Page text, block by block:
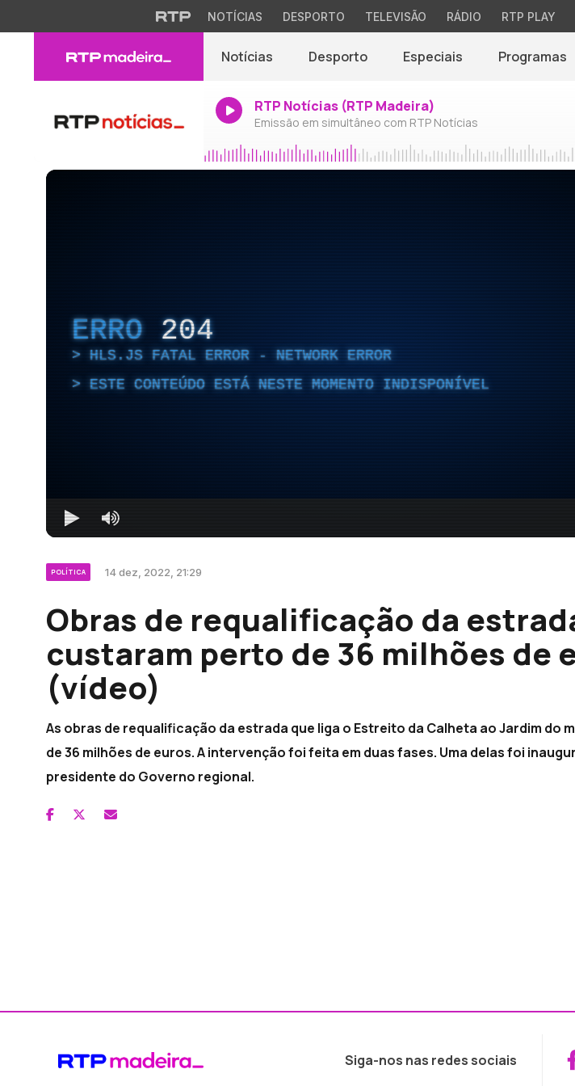
NOTÍCIAS DESPORTO TELEVISÃO RÁDIO RTP PLAY
Notícias Desporto Especiais Programas
RTP Notícias (RTP Madeira)
Emissão em simultâneo com RTP Notícias
ERRO 204
HLS.JS FATAL ERROR - NETWORK ERROR
ESTE CONTEÚDO ESTÁ NESTE MOMENTO INDISPONÍVEL
POLÍTICA 14 dez, 2022, 21:29
Obras de requalificação da
custaram perto de 36 milhões de
(vídeo)
As obras de requalificação da estrada que liga o Estreito da Calheta ao Jardim do
de 36 milhões de euros. A intervenção foi feita em duas fases. Uma delas foi
presidente do Governo regional.
Siga-nos nas redes sociais